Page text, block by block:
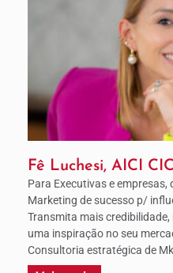
Fê Luchesi, AICI CIC
Para Executivas e
Marketing de sucesso p/
Transmita mais credibilidade,
uma inspiração no seu
Consultoria estratégica de